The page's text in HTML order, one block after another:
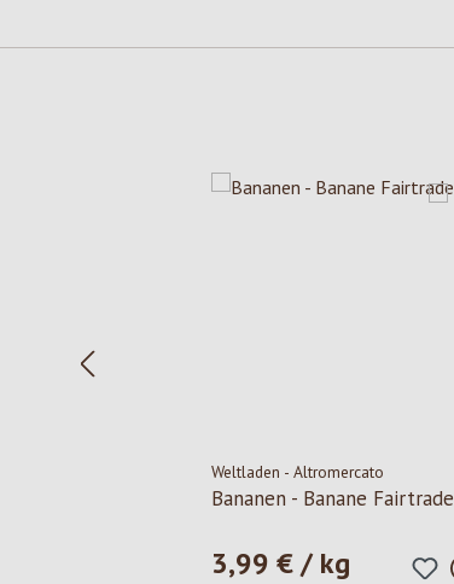
Weltladen - Altromercato
Bananen - Banane Fairtrade
Prezzo normale:
3,99 € / kg